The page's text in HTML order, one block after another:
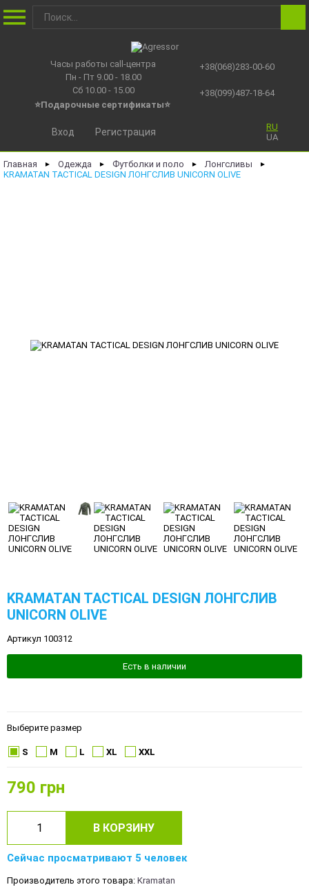
Часы работы call-центра
Пн - Пт 9.00 - 18.00
Сб 10.00 - 15.00
⭐Подарочные сертификаты⭐
+38(068)283-00-60
+38(099)487-18-64
RU
UA
Вход Регистрация
Главная ► Одежда ► Футболки и поло ► Лонгсливы ►
KRAMATAN TACTICAL DESIGN ЛОНГСЛИВ UNICORN OLIVE
KRAMATAN TACTICAL DESIGN ЛОНГСЛИВ
UNICORN OLIVE
Артикул 100312
Есть в наличии
Выберите размер
S M L XL XXL
790 грн
В КОРЗИНУ
Сейчас просматривают 5 человек
Производитель этого товара: Kramatan